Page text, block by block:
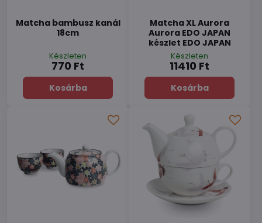
Matcha bambusz kanál
18cm
Készleten
770 Ft
Kosárba
Matcha XL Aurora
Aurora EDO JAPAN
készlet EDO JAPAN
Készleten
11410 Ft
Kosárba